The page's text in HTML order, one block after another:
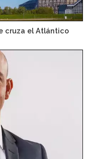
cruza el Atlántico